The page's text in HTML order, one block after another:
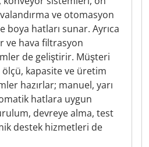
ve otomasyon
hatları sunar. Ayrıca
ve hava filtrasyon
de geliştirir. Müşteri
ölçü, kapasite ve üretim
hazırlar; manuel, yarı
hatlara uygun
devreye alma, test
destek hizmetleri de